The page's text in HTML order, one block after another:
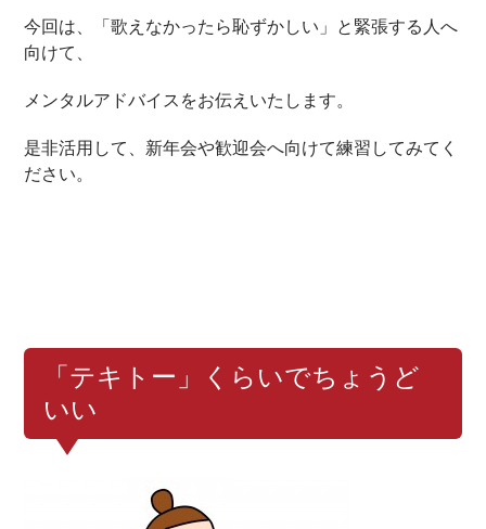
今回は、「歌えなかったら恥ずかしい」と緊張する人へ
向けて、
メンタルアドバイスをお伝えいたします。
是非活用して、新年会や歓迎会へ向けて練習してみてく
ださい。
「テキトー」くらいでちょうど
いい